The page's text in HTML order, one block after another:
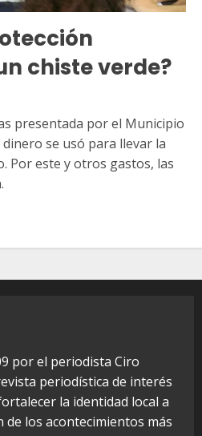
chiste verde?
presentada por el Municipio
se usó para llevar la
Por este y otros gastos, las
por el periodista Ciro
periodística de interés
la identidad local a
los acontecimientos más